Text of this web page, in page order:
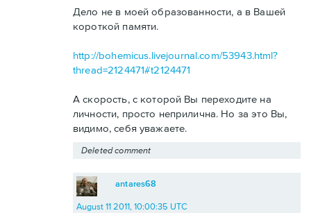
Дело не в моей образованности, а в Вашей
короткой памяти.
http://bohemicus.livejournal.com/53943.html?
thread=2124471#t2124471
А скорость, с которой Вы переходите на
личности, просто неприлична. Но за это Вы,
видимо, себя уважаете.
Deleted comment
antares68
August 11 2011, 10:00:35 UTC